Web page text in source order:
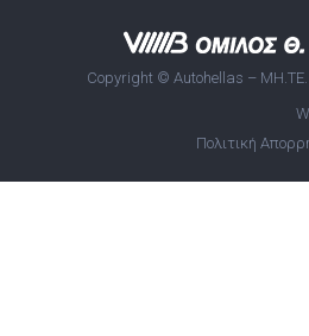
Copyright © Autohellas –
Πολιτική